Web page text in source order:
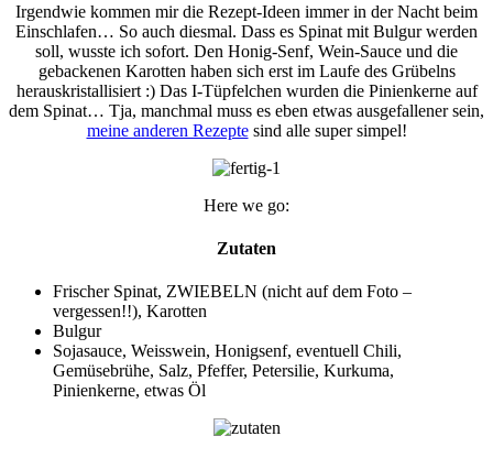
Irgendwie kommen mir die Rezept-Ideen immer in der Nacht beim
Einschlafen… So auch diesmal. Dass es Spinat mit Bulgur werden
soll, wusste ich sofort. Den Honig-Senf, Wein-Sauce und die
gebackenen Karotten haben sich erst im Laufe des Grübelns
herauskristallisiert :) Das I-Tüpfelchen wurden die Pinienkerne auf
dem Spinat… Tja, manchmal muss es eben etwas ausgefallener sein,
meine anderen Rezeptesind alle super simpel!
Here we go:
Zutaten
Frischer Spinat, ZWIEBELN (nicht auf dem Foto –
vergessen!!), Karotten
Bulgur
Sojasauce, Weisswein, Honigsenf, eventuell Chili,
Gemüsebrühe, Salz, Pfeffer, Petersilie, Kurkuma,
Pinienkerne, etwas Öl